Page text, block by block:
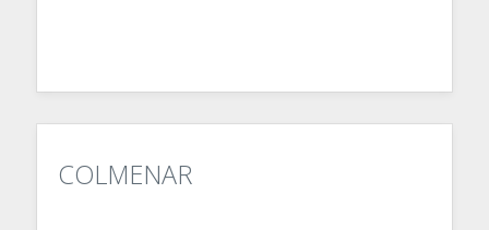
COLMENAR